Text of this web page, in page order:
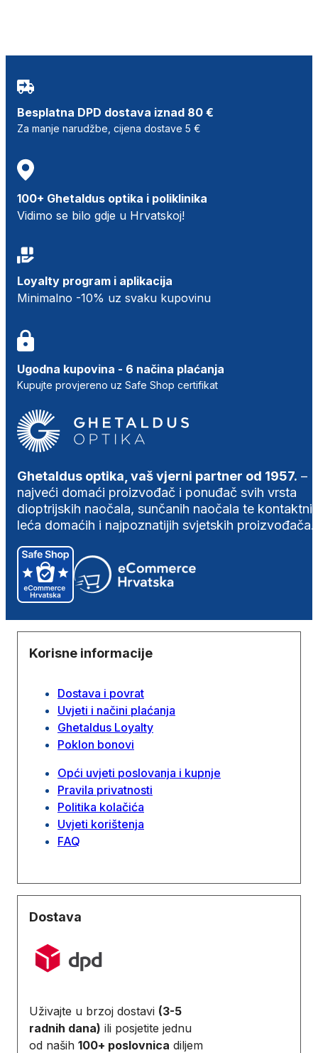
Besplatna DPD dostava iznad 80 €
Za manje narudžbe, cijena dostave 5 €
100+ Ghetaldus optika i poliklinika
Vidimo se bilo gdje u Hrvatskoj!
Loyalty program i aplikacija
Minimalno -10% uz svaku kupovinu
Ugodna kupovina - 6 načina plaćanja
Kupujte provjereno uz Safe Shop certifikat
Ghetaldus optika, vaš vjerni partner od 1957. –
najveći domaći proizvođač i ponuđač svih vrsta
dioptrijskih naočala, sunčanih naočala te
leća domaćih i najpoznatijih svjetskih proizvođača.
Korisne informacije
Dostava i povrat
Uvjeti i načini plaćanja
Ghetaldus Loyalty
Poklon bonovi
Opći uvjeti poslovanja i kupnje
Pravila privatnosti
Politika kolačića
Uvjeti korištenja
FAQ
Dostava
Uživajte u brzoj dostavi (3-5
radnih dana) ili posjetite jednu
od naših 100+ poslovnica diljem